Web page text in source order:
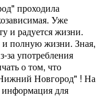
проходила
Уже
и радуется жизни.
и полную жизни. Зная,
за употребления
о том, что
Новгород" ! На
для